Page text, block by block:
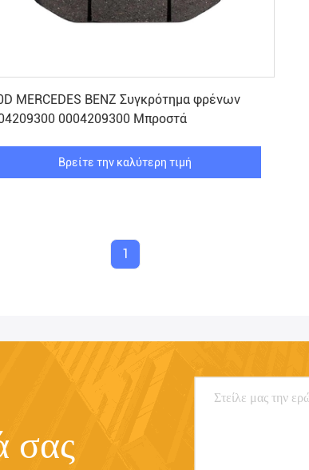
MERCEDES BENZ Συγκρότημα φρένων
0004209300 Μπροστά
Βρείτε την καλύτερη τιμή
1
σας